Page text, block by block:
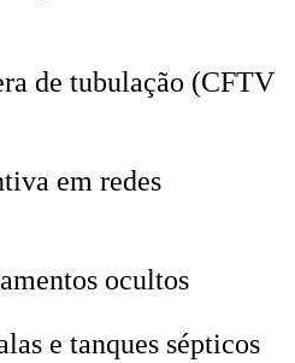
de tubulação (CFTV
em redes
ocultos
e tanques sépticos